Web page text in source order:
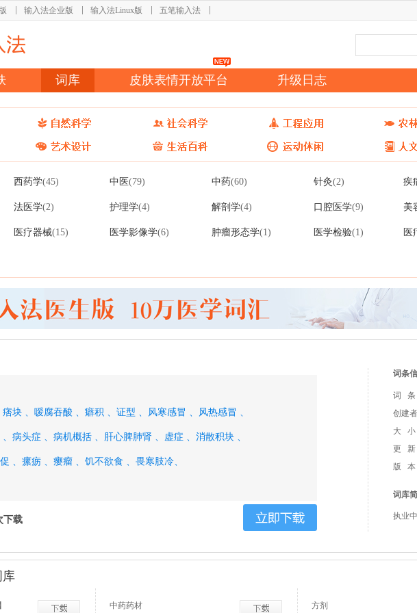
输入法企业版 输入法Linux版 五笔输入法
词库 皮肤表情开放平台 升级日志
西药学(45) 中医(79) 中药(60) 针灸(2) 疾
法医学(2) 护理学(4) 解剖学(4) 口腔医学(9) 美
医疗器械(15) 医学影像学(6) 肿瘤形态学(1) 医学检验(1) 医
痞块 、 嗳腐吞酸 、 癖积 、 证型 、 风寒感冒 、 风热感冒 、
病头症 、 病机概括 、 肝心脾肺肾 、 虚症 、 消散积块 、
、 瘰疬 、 瘿瘤 、 饥不欲食 、 畏寒肢冷、
下载
词条
词 条
创建
大 小
更 新
版 本
词库
执业
库
中药药材 方剂